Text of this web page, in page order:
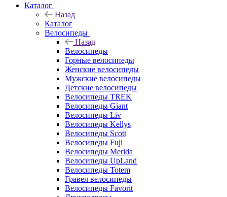
Каталог
Назад
Каталог
Велосипеды
Назад
Велосипеды
Горные велосипеды
Женские велосипеды
Мужские велосипеды
Детские велосипеды
Велосипеды TREK
Велосипеды Giant
Велосипеды Liv
Велосипеды Kellys
Велосипеды Scott
Велосипеды Fuji
Велосипеды Merida
Велосипеды UpLand
Велосипеды Totem
Гравел велосипеды
Велосипеды Favorit